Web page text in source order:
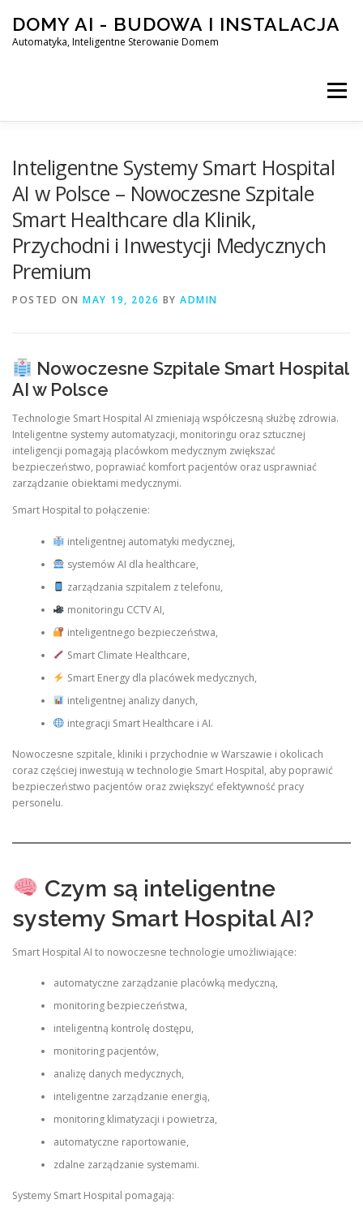
content
DOMY AI - BUDOWA I INSTALACJA
Automatyka, Inteligentne Sterowanie Domem
Menu
SMART DOM AI – AUTOMATYKA, INTELIGENTNE
BLOG KONTAKT
Inteligentne Systemy Smart Hospital
AI w Polsce – Nowoczesne Szpitale
Smart Healthcare dla Klinik,
Przychodni i Inwestycji Medycznych
Premium
POSTED ON MAY 19, 2026 BY ADMIN
Nowoczesne Szpitale Smart Hospital
AI w Polsce
Technologie Smart Hospital AI zmieniają współczesną służbę zdrowia.
Inteligentne systemy automatyzacji, monitoringu oraz sztucznej
inteligencji pomagają placówkom medycznym zwiększać
bezpieczeństwo, poprawiać komfort pacjentów oraz usprawniać
zarządzanie obiektami medycznymi.
Smart Hospital to połączenie:
inteligentnej automatyki medycznej,
systemów AI dla healthcare,
zarządzania szpitalem z telefonu,
monitoringu CCTV AI,
inteligentnego bezpieczeństwa,
Smart Climate Healthcare,
Smart Energy dla placówek medycznych,
inteligentnej analizy danych,
integracji Smart Healthcare i AI.
Nowoczesne szpitale, kliniki i przychodnie w Warszawie i okolicach
coraz częściej inwestują w technologie Smart Hospital, aby poprawić
bezpieczeństwo pacjentów oraz zwiększyć efektywność pracy
personelu.
Czym są inteligentne
systemy Smart Hospital AI?
Smart Hospital AI to nowoczesne technologie umożliwiające:
automatyczne zarządzanie placówką medyczną,
monitoring bezpieczeństwa,
inteligentną kontrolę dostępu,
monitoring pacjentów,
analizę danych medycznych,
inteligentne zarządzanie energią,
monitoring klimatyzacji i powietrza,
automatyczne raportowanie,
zdalne zarządzanie systemami.
Systemy Smart Hospital pomagają: